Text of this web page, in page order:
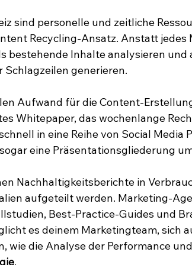
sind personelle und zeitliche
Recycling-Ansatz. Anstatt jedes
bestehende Inhalte analysieren
Schlagzeilen generieren.
Aufwand für die Content-
Whitepaper, das wochenlange
in eine Reihe von Social Media
eine Präsentationsgliederung
Nachhaltigkeitsberichte in
aufgeteilt werden. Marketing-
Best-Practice-Guides und
es deinem Marketingteam, sich
wie die Analyse der Performance
.